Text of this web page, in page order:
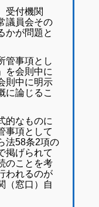
受付機関
議員会その
かが問題と
管事項とし
を会則中に
則中に明示
に論じるこ
的なものに
事項として
法58条2項の
掲げられて
のことを考
われるのが
（窓口）自